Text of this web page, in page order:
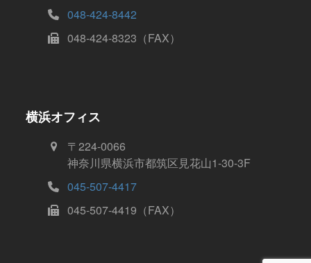
048-424-8442
048-424-8323（FAX）
横浜オフィス
〒224-0066
神奈川県横浜市都筑区見花山1-30-3F
045-507-4417
045-507-4419（FAX）